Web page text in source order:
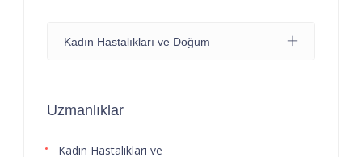
Kadın Hastalıkları ve Doğum
Uzmanlıklar
Kadın Hastalıkları ve